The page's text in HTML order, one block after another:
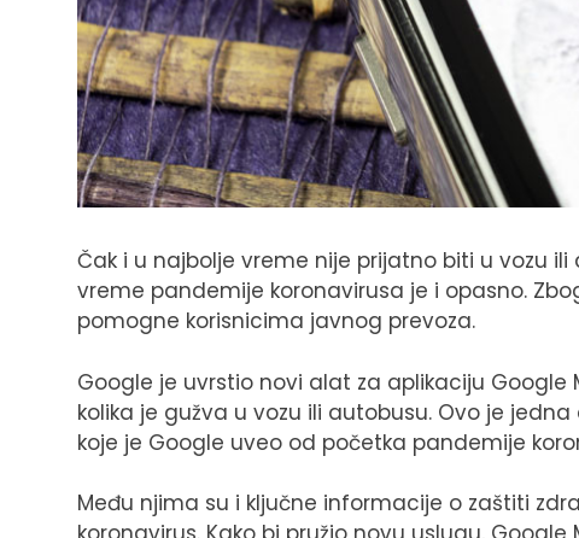
Čak i u najbolje vreme nije prijatno biti u vozu
vreme pandemije koronavirusa je i opasno.
pomogne korisnicima javnog prevoza.
Google je uvrstio novi alat za aplikaciju Google
kolika je gužva u vozu ili autobusu. Ovo je
koje je Google uveo od početka pandemije
Među njima su i ključne informacije o zaštiti